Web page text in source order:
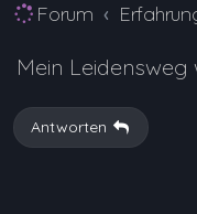
Forum
Mein
Antworten